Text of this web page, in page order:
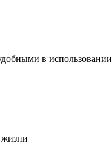
в использовании
жизни